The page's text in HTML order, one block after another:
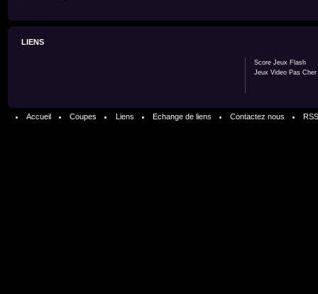
LIENS
Score Jeux Flash
Jeux Video Pas Cher
Accueil Coupes Liens Echange de liens Contactez nous